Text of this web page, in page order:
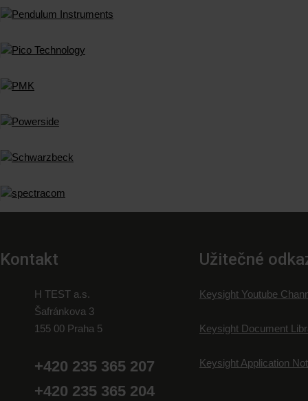
Kontakt
H TEST a.s.
Šafránkova 3
155 00 Praha 5
+420 235 365 207
+420 235 365 204
Užitečné
Keysight Youtube
Keysight Document
Keysight Application